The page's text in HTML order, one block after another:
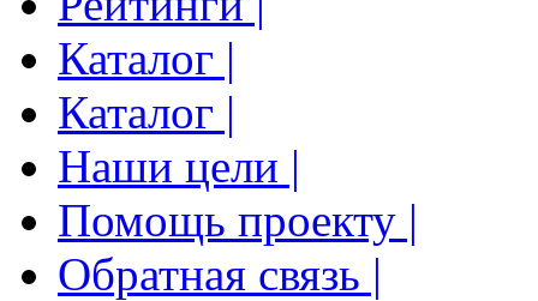
Каталог |
Каталог |
Наши цели |
Помощь проекту |
Обратная связь |